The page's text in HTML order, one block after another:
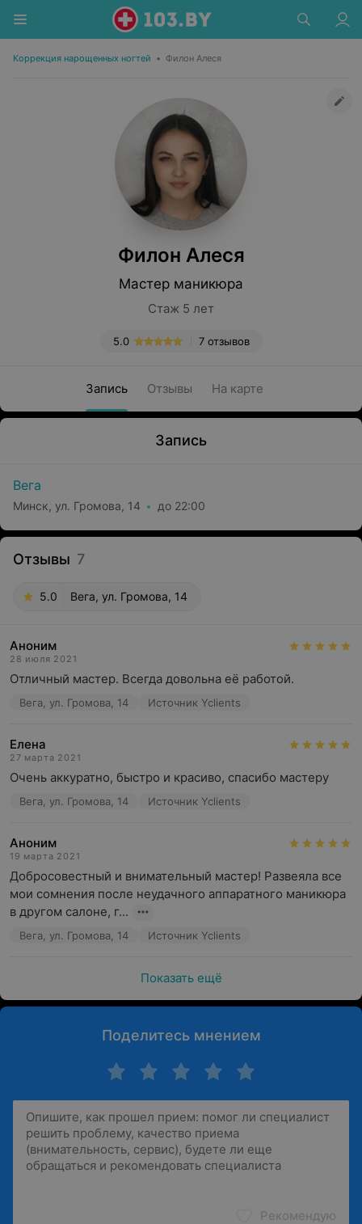
Коррекция нарощенных ногтей • Филон Алеся
Филон Алеся
Мастер маникюра
Стаж 5 лет
7 отзывов
5.0
Запись Отзывы На карте
Запись
Вега
Минск, ул. Громова, 14 до 22:00
Отзывы 7
5.0 Вега, ул. Громова, 14
Аноним
28 июля 2021
Отличный мастер. Всегда довольна её работой.
Вега, ул. Громова, 14 Источник Yclients
Елена
27 марта 2021
Очень аккуратно, быстро и красиво, спасибо мастеру
Вега, ул. Громова, 14 Источник Yclients
Аноним
19 марта 2021
Добросовестный и внимательный мастер! Развеяла все
мои сомнения после неудачного аппаратного маникюра
в другом салоне, г...
Вега, ул. Громова, 14 Источник Yclients
Показать ещё
Поделитесь мнением
Рекомендую